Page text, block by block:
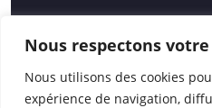
Nous respectons
Nous utilisons des cookies
expérience de navigation,
Nouvelle
14 avenue Spinoza 94200
01 46 72 53 17 –